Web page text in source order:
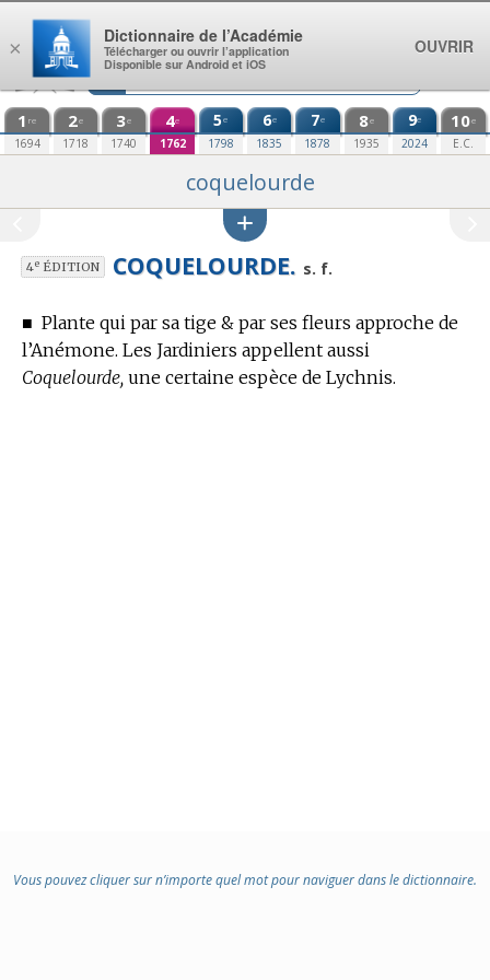
Aller au contenu
1 re
1694
2e
1718
3e
1740
4e
1762
5e
1798
6e
1835
7e
1878
8e
1935
9e
2024
10e
E.C.
coquelourde
4eÉDITION COQUELOURDE. s. f.
■ Plante qui par sa tige & par ses fleurs approche de
l’Anémone. Les Jardiniers appellent aussi
Coquelourde, une certaine espèce de Lychnis.
Vous pouvez cliquer sur n’importe quel mot pour naviguer dans le dictionnaire.
×
Dictionnaire de l’Académie
Télécharger ou ouvrir l’application
Disponible sur Android et iOS
OUVRIR